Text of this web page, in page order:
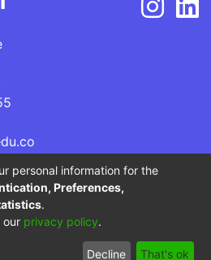
una Institución de Educación
sujeta a inspección y vigilancia
de Educación Nacional.
End User
Send
personal information for the
Preferences,
.
our privacy policy.
Decline That's ok